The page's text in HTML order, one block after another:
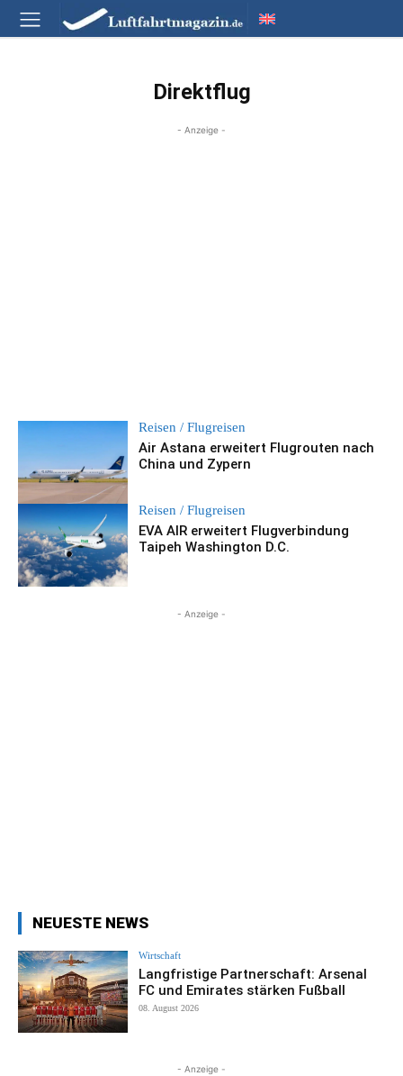
Direktflug
- Anzeige -
Reisen / Flugreisen
Air Astana erweitert Flugrouten nach
China und Zypern
Reisen / Flugreisen
EVA AIR erweitert Flugverbindung
Taipeh Washington D.C.
- Anzeige -
NEUESTE NEWS
Wirtschaft
Langfristige Partnerschaft: Arsenal
FC und Emirates stärken Fußball
08. August 2026
- Anzeige -